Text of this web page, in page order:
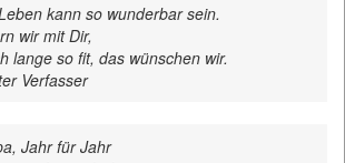
kann so wunderbar sein.
wir mit Dir,
lange so fit, das wünschen wir.
Verfasser
Jahr für Jahr